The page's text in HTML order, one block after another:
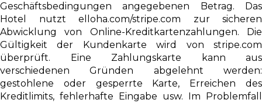
Geschäftsbedingungen angegebenen Betrag. Das
Hotel nutzt elloha.com/stripe.com zur sicheren
Abwicklung von Online-Kreditkartenzahlungen. Die
Gültigkeit der Kundenkarte wird von stripe.com
überprüft. Eine Zahlungskarte kann aus
verschiedenen Gründen abgelehnt werden:
gestohlene oder gesperrte Karte, Erreichen des
Kreditlimits, fehlerhafte Eingabe usw. Im Problemfall